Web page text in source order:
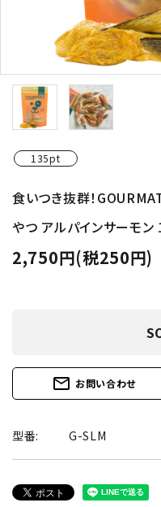
135pt
食いつき抜群！
やつ アルパインサーモン
2,750円(税250円)
mail_outline お問い合わせ
型番: G-SLM